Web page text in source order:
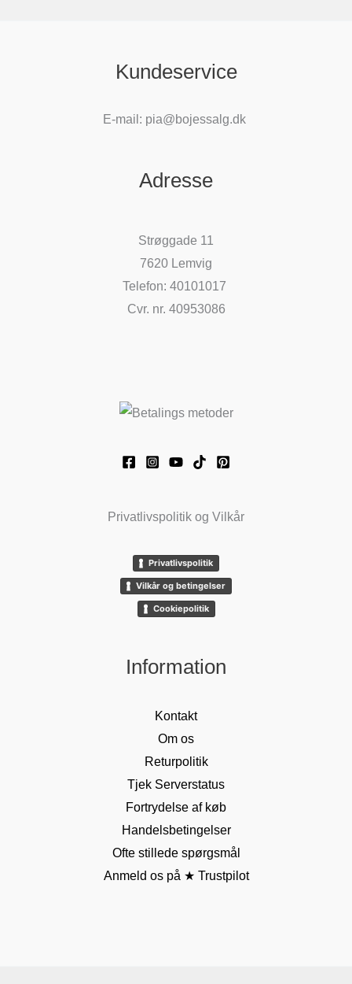
Kundeservice
E-mail: pia@bojessalg.dk
Adresse
Strøggade 11
7620 Lemvig
Telefon: 40101017
Cvr. nr. 40953086
Privatlivspolitik og Vilkår
Privatlivspolitik
Vilkår og betingelser
Cookiepolitik
Information
Kontakt
Om os
Returpolitik
Tjek Serverstatus
Fortrydelse af køb
Handelsbetingelser
Ofte stillede spørgsmål
Anmeld os på ★ Trustpilot